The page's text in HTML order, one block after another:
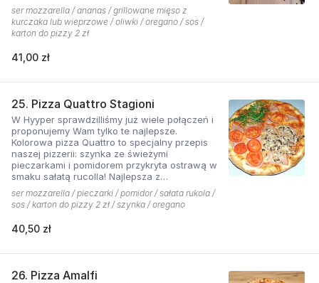
ser mozzarella / ananas / grillowane mięso z
kurczaka lub wieprzowe / oliwki / oregano / sos /
karton do pizzy 2 zł
41,00 zł
25. Pizza Quattro Stagioni
W Hyyper sprawdzilliśmy już wiele połączeń i
proponujemy Wam tylko te najlepsze.
Kolorowa pizza Quattro to specjalny przepis
naszej pizzerii: szynka ze świeżymi
pieczarkami i pomidorem przykryta ostrawą w
smaku sałatą rucolla! Najlepsza z
czosnkowym sosem według naszej receptury
ser mozzarella / pieczarki / pomidor / sałata rukola /
sos / karton do pizzy 2 zł / szynka / oregano
40,50 zł
26. Pizza Amalfi